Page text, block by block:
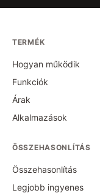
TERMÉK
Hogyan működik
Funkciók
Árak
Alkalmazások
ÖSSZEHASONLÍTÁS
Összehasonlítás
Legjobb ingyenes